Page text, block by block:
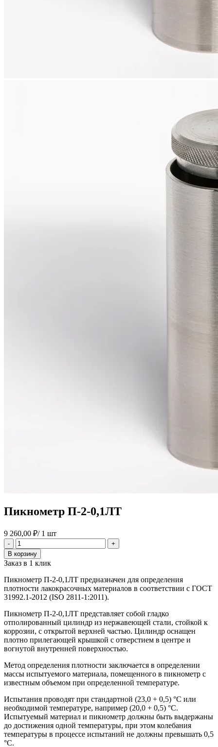
Пикнометр П-2-0,1ЛТ
9 260,00 ₽/ 1 шт
-
Количество
товара
Пикнометр
П-2-
0,1ЛТ
+
В корзину
Заказ в 1 клик
Пикнометр П-2-0,1ЛТ предназначен для определения
плотности лакокрасочных материалов в соответствии с ГОСТ
31992.1-2012 (ISO 2811-1:2011).
Пикнометр П-2-0,1ЛТ представляет собой гладко
отполированный цилиндр из нержавеющей стали, стойкой к
коррозии, с открытой верхней частью. Цилиндр оснащен
плотно прилегающей крышкой с отверстием в центре и
вогнутой внутренней поверхностью.
Метод определения плотности заключается в определении
массы испытуемого материала, поме­щенного в пикнометр с
известным объемом при определенной температуре.
Испытания проводят при стандартной (23,0 + 0,5) °С или
необходимой температуре, например (20,0 + 0,5) °С.
Испытуемый материал и пикнометр должны быть выдержаны
до достижения одной температуры, при этом колебания
температуры в процессе испытаний не должны превы­шать 0,5
°С.